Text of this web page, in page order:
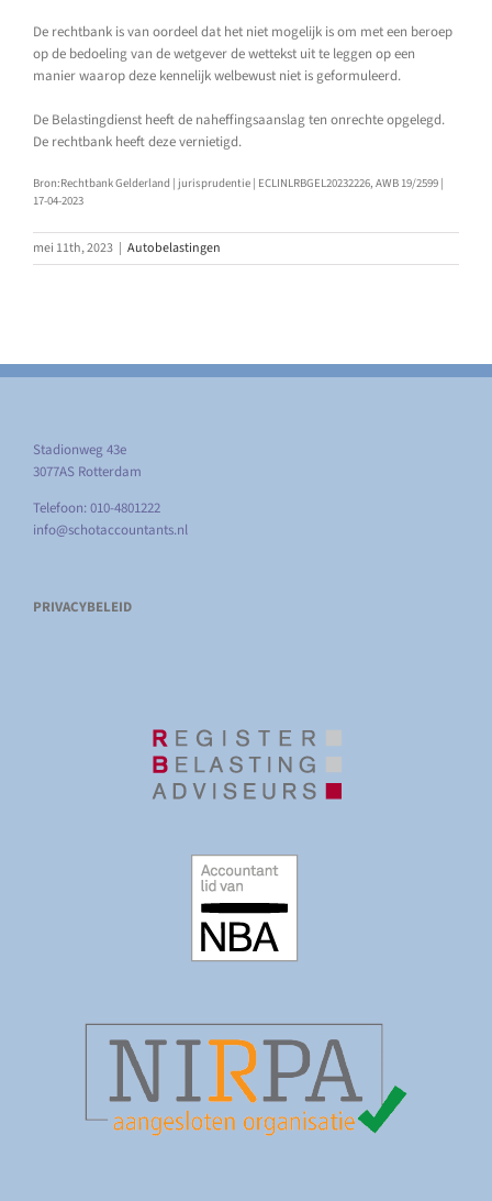
De rechtbank is van oordeel dat het niet mogelijk is om met een beroep
op de bedoeling van de wetgever de wettekst uit te leggen op een
manier waarop deze kennelijk welbewust niet is geformuleerd.
De Belastingdienst heeft de naheffingsaanslag ten onrechte opgelegd.
De rechtbank heeft deze vernietigd.
Bron:Rechtbank Gelderland | jurisprudentie | ECLINLRBGEL20232226, AWB 19/2599 |
17-04-2023
mei 11th, 2023 | Autobelastingen
Stadionweg 43e
3077AS Rotterdam
Telefoon: 010-4801222
info@schotaccountants.nl
PRIVACYBELEID